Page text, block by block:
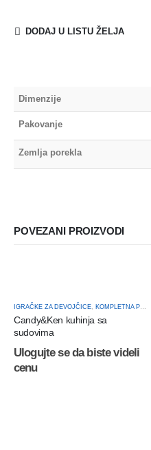
DODAJ U LISTU ŽELJA
Dimenzije
Pakovanje
Zemlja porekla
POVEZANI PROIZVODI
IGRAČKE ZA DEVOJČICE, KOMPLETNA PONUDA
Candy&Ken kuhinja sa
sudovima
Ulogujte se da biste videli
cenu